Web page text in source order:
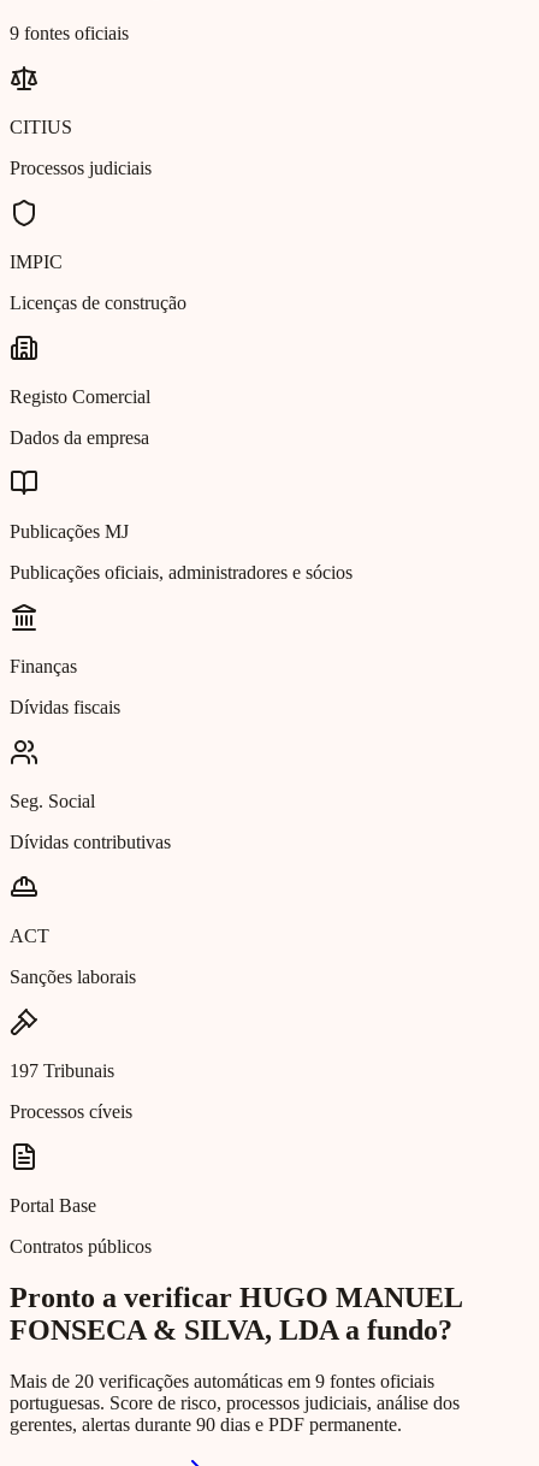
9 fontes oficiais
CITIUS
Processos judiciais
IMPIC
Licenças de construção
Registo Comercial
Dados da empresa
Publicações MJ
Publicações oficiais, administradores e sócios
Finanças
Dívidas fiscais
Seg. Social
Dívidas contributivas
ACT
Sanções laborais
197 Tribunais
Processos cíveis
Portal Base
Contratos públicos
Pronto a verificar HUGO MANUEL
FONSECA & SILVA, LDA a fundo?
Mais de 20 verificações automáticas em 9 fontes oficiais
portuguesas. Score de risco, processos judiciais, análise dos
gerentes, alertas durante 90 dias e PDF permanente.